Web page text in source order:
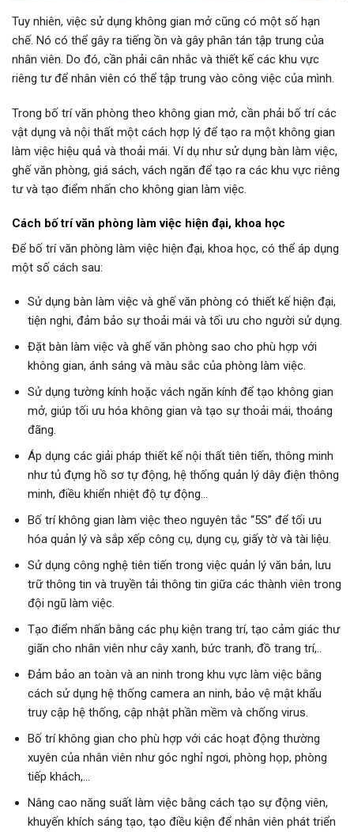
Tuy nhiên, việc sử dụng không gian mở cũng có một số hạn
chế. Nó có thể gây ra tiếng ồn và gây phân tán tập trung của
nhân viên. Do đó, cần phải cân nhắc và thiết kế các khu vực
riêng tư để nhân viên có thể tập trung vào công việc của mình.
Trong bố trí văn phòng theo không gian mở, cần phải bố trí các
vật dụng và nội thất một cách hợp lý để tạo ra một không gian
làm việc hiệu quả và thoải mái. Ví dụ như sử dụng bàn làm việc,
ghế văn phòng, giá sách, vách ngăn để tạo ra các khu vực riêng
tư và tạo điểm nhấn cho không gian làm việc.
Cách bố trí văn phòng làm việc hiện đại, khoa học
Để bố trí văn phòng làm việc hiện đại, khoa học, có thể áp dụng
một số cách sau:
Sử dụng bàn làm việc và ghế văn phòng có thiết kế hiện đại,
tiện nghi, đảm bảo sự thoải mái và tối ưu cho người sử dụng.
Đặt bàn làm việc và ghế văn phòng sao cho phù hợp với
không gian, ánh sáng và màu sắc của phòng làm việc.
Sử dụng tường kính hoặc vách ngăn kính để tạo không gian
mở, giúp tối ưu hóa không gian và tạo sự thoải mái, thoáng
đãng.
Áp dụng các giải pháp thiết kế nội thất tiên tiến, thông minh
như tủ đựng hồ sơ tự động, hệ thống quản lý dây điện thông
minh, điều khiển nhiệt độ tự động…
Bố trí không gian làm việc theo nguyên tắc “5S” để tối ưu
hóa quản lý và sắp xếp công cụ, dụng cụ, giấy tờ và tài liệu.
Sử dụng công nghệ tiên tiến trong việc quản lý văn bản, lưu
trữ thông tin và truyền tải thông tin giữa các thành viên trong
đội ngũ làm việc.
Tạo điểm nhấn bằng các phụ kiện trang trí, tạo cảm giác thư
giãn cho nhân viên như cây xanh, bức tranh, đồ trang trí,..
Đảm bảo an toàn và an ninh trong khu vực làm việc bằng
cách sử dụng hệ thống camera an ninh, bảo vệ mật khẩu
truy cập hệ thống, cập nhật phần mềm và chống virus.
Bố trí không gian cho phù hợp với các hoạt động thường
xuyên của nhân viên như góc nghỉ ngơi, phòng họp, phòng
tiếp khách,…
Nâng cao năng suất làm việc bằng cách tạo sự động viên,
khuyến khích sáng tạo, tạo điều kiện để nhân viên phát triển